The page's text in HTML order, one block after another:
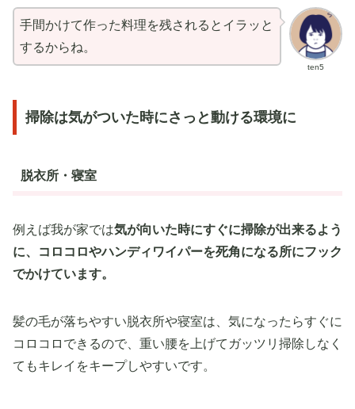
ten5
手間かけて作った料理を残されるとイラッと
するからね。
掃除は気がついた時にさっと動ける環境に
脱衣所・寝室
例えば我が家では気が向いた時にすぐに掃除が出来るよう
に、コロコロやハンディワイパーを死角になる所にフック
でかけています。
髪の毛が落ちやすい脱衣所や寝室は、気になったらすぐに
コロコロできるので、重い腰を上げてガッツリ掃除しなく
てもキレイをキープしやすいです。